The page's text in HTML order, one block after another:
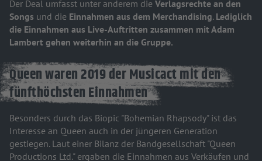
Der Deal umfasst unter anderem die Verlagsrechte an den
Songs und die Einnahmen aus dem Merchandising. Lediglich
die Einnahmen aus Live-Auftritten zusammen mit Adam
Lambert gehen weiterhin an die Gruppe.
Queen waren 2019 der Musicact mit den
fünfthöchsten Einnahmen
Besonders durch das Biopic "Bohemian Rhapsody" ist das
Interesse an Queen auch in der jüngeren Generation
gestiegen. Laut einer Bilanz der Bandgesellschaft "Queen
Productions Ltd." ergaben die Einnahmen aus Verkäufen und